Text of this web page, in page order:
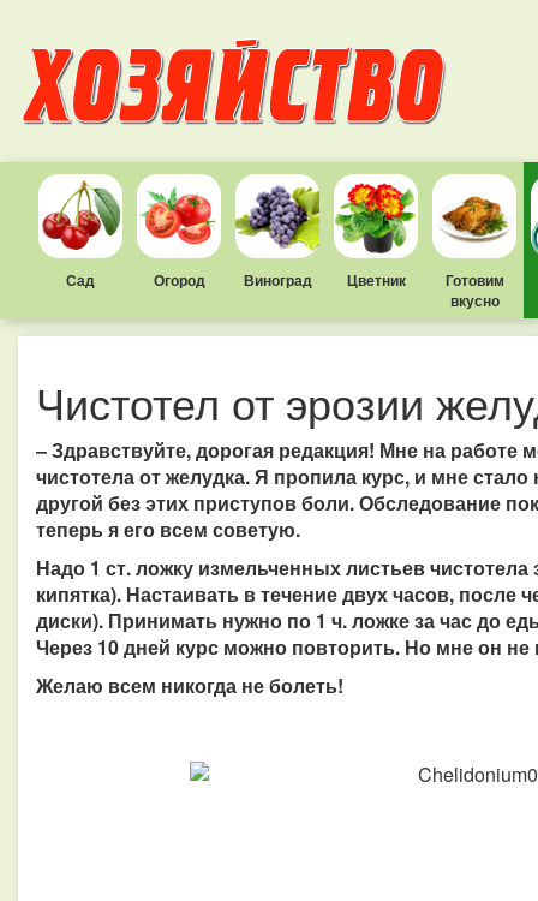
Сад Огород Виноград Цветник
Готовим
вкусно
Чистотел от эрозии
– Здравствуйте, дорогая редакция! Мне на работе
чистотела от желудка. Я пропила курс, и мне
другой без этих приступов боли. Обследование
теперь я его всем советую.
Надо 1 ст. ложку измельченных листьев
кипятка). Настаивать в течение двух часов, после
диски). Принимать нужно по 1 ч. ложке за час до
Через 10 дней курс можно повторить. Но мне он
Желаю всем никогда не болеть!